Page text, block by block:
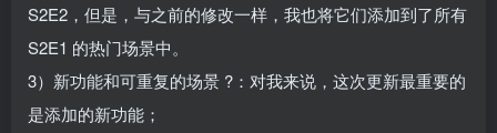
S2E2，但是，与之前的修改一样，我也将它们添加到了所有
S2E1 的热门场景中。
3）新功能和可重复的场景 ?：对我来说，这次更新最重要的
是添加的新功能；